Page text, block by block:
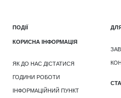
ПОДІЇ
КОРИСНА ІНФОРМАЦІЯ
ЯК ДО НАС ДІСТАТИСЯ
ГОДИНИ РОБОТИ
ІНФОРМАЦІЙНИЙ ПУНКТ